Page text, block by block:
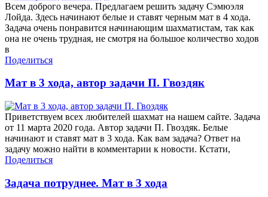
Всем доброго вечера. Предлагаем решить задачу Сэмюэля
Лойда. Здесь начинают белые и ставят черным мат в 4 хода.
Задача очень понравится начинающим шахматистам, так как
она не очень трудная, не смотря на большое количество ходов
в
Поделиться
Мат в 3 хода, автор задачи П. Гвоздяк
Приветствуем всех любителей шахмат на нашем сайте. Задача
от 11 марта 2020 года. Автор задачи П. Гвоздяк. Белые
начинают и ставят мат в 3 хода. Как вам задача? Ответ на
задачу можно найти в комментарии к новости. Кстати,
Поделиться
Задача потруднее. Мат в 3 хода